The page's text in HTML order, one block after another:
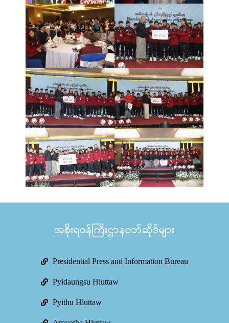
အစိုးရဝန်ကြီးဌာနဝဘ်ဆိုဒ်များ
Presidential Press and Information Bureau
Pyidaungsu Hluttaw
Pyithu Hluttaw